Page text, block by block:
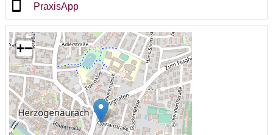
PraxisApp
+−